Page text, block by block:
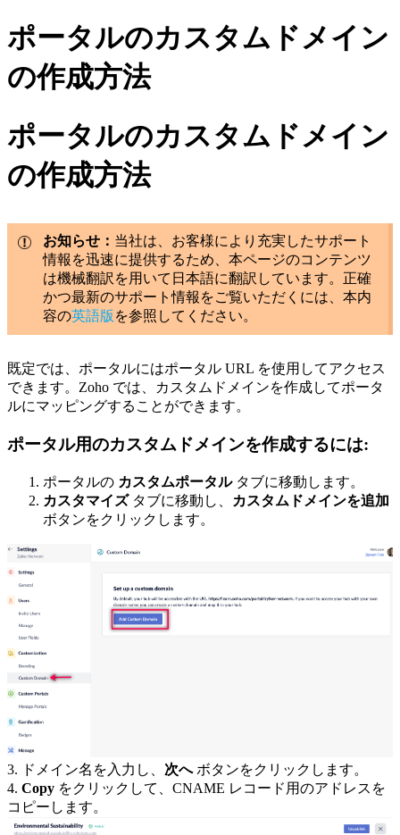
ポータルのカスタムドメイン
の作成方法
ポータルのカスタムドメイン
の作成方法
お知らせ： 当社は、お客様により充実したサポート
情報を迅速に提供するため、本ページのコンテンツ
は機械翻訳を用いて日本語に翻訳しています。正確
かつ最新のサポート情報をご覧いただくには、本内
容の英語版 を参照してください。
既定では、ポータルにはポータル URL を使用してアクセス
できます。Zoho では、カスタムドメインを作成してポータ
ルにマッピングすることができます。
ポータル用のカスタムドメインを作成するには:
ポータルの カスタムポータルタブに移動します。
カスタマイズタブに移動し、
カスタムドメインを追加
ボタンをクリックします。
3. ドメイン名を入力し、 次へボタンをクリックします。
4. Copy をクリックして、CNAME レコード用のアドレスを
コピーします。